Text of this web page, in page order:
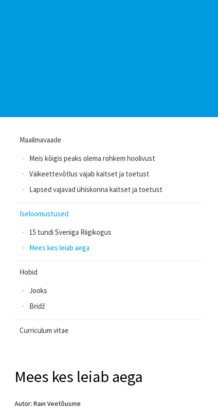
Maailmavaade
Meis kõigis peaks olema rohkem hoolivust
Väikeettevõtlus vajab kaitset ja toetust
Lapsed vajavad ühiskonna kaitset ja toetust
Iseloomustused
15 tundi Sveniga Riigikogus
Mees kes leiab aega
Hobid
Jooks
Bridž
Curriculum vitae
Mees kes leiab aega
Autor: Rain Veetõusme